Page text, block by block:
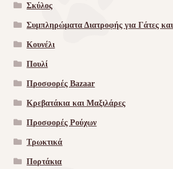
Σκύλος
Συμπληρώματα Διατροφής για Γάτες
Κουνέλι
Πουλί
Προσφορές Bazaar
Κρεβατάκια και Μαξιλάρες
Προσφορές Ρούχων
Τρωκτικά
Πορτάκια